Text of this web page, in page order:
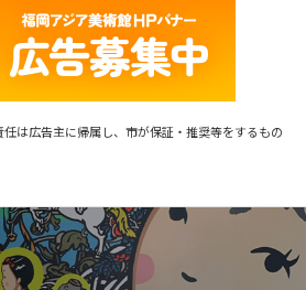
は広告主に帰属し、市が保証・推奨等をするもの